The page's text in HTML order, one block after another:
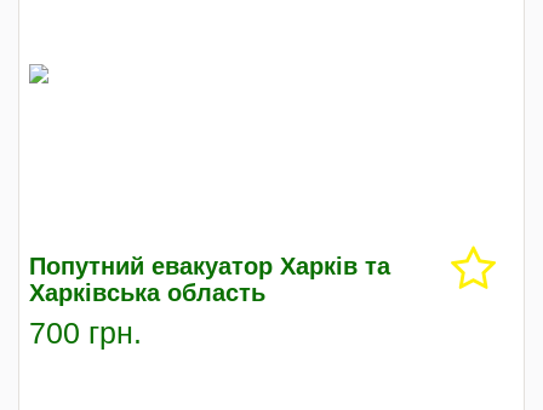
Попутний евакуатор Харків та
Харківська область
700 грн.